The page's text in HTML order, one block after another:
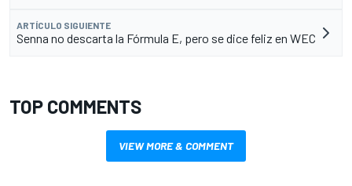
ARTÍCULO SIGUIENTE
Senna no descarta la Fórmula E, pero se dice feliz en WEC
TOP COMMENTS
VIEW MORE & COMMENT